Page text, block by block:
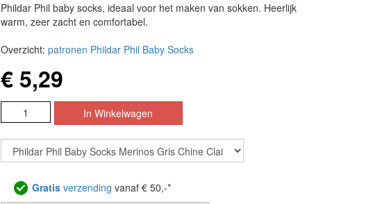
Phildar Phil baby socks, ideaal voor het maken van sokken. Heerlijk
warm, zeer zacht en comfortabel.
Overzicht: patronen Phildar Phil Baby Socks
€ 5,29
Gratisverzending vanaf € 50,-*